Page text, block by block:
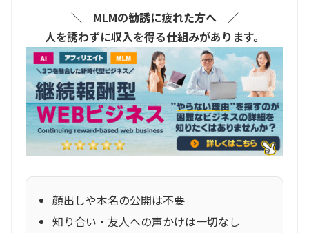
＼ MLMの勧誘に疲れた方へ ／
人を誘わずに収入を得る仕組みがあります。
顔出しや本名の公開は不要
知り合い・友人への声かけは一切なし